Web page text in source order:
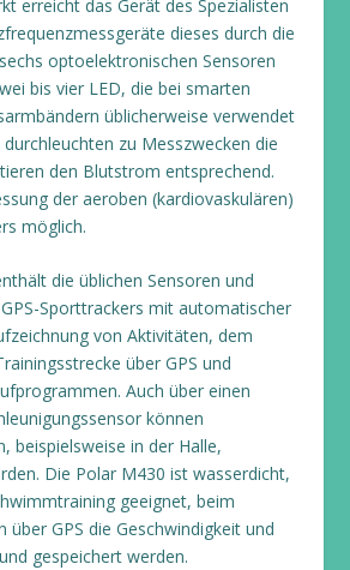
erreicht das Gerät des Spezialisten
dieses durch die
optoelektronischen Sensoren
bis vier LED, die bei smarten
üblicherweise verwendet
zu Messzwecken die
den Blutstrom entsprechend.
der aeroben (kardiovaskulären)
möglich.
die üblichen Sensoren und
Sporttrackers mit automatischer
von Aktivitäten, dem
über GPS und
Auch über einen
können
beispielsweise in der Halle,
Die Polar M430 ist wasserdicht,
geeignet, beim
über GPS die Geschwindigkeit und
gespeichert werden.